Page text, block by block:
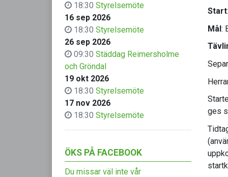
18:30 Styrelsemöte
16 sep 2026
18:30 Styrelsemöte
26 sep 2026
09:30 Städdag Reimersholme
och Gröndal
19 okt 2026
18:30 Styrelsemöte
17 nov 2026
18:30 Styrelsemöte
ÖKS PÅ FACEBOOK
Du missar väl inte vår
Start
Mål:
ges